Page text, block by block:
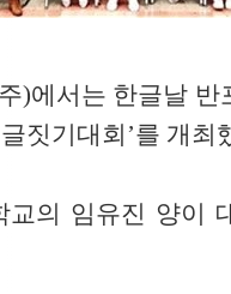
)에서는 한글날 반
짓기대회’를 개최
교의 임유진 양이